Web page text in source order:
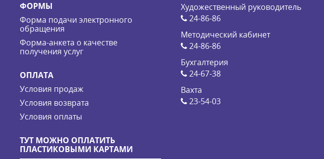
ФОРМЫ
Форма подачи электронного
обращения
Форма-анкета о качестве
получения услуг
ОПЛАТА
Условия продаж
Условия возврата
Условия оплаты
ТУТ МОЖНО ОПЛАТИТЬ
ПЛАСТИКОВЫМИ КАРТАМИ
Художественный руководитель
24-86-86
Методический кабинет
24-86-86
Бухгалтерия
24-67-38
Вахта
23-54-03